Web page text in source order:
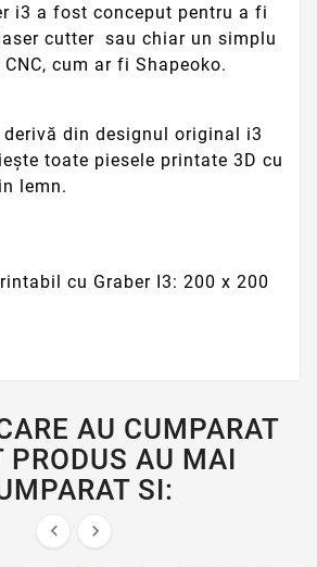
i3 a fost conceput pentru a fi
cutter sau chiar un simplu
cum ar fi Shapeoko.
din designul original i3
toate piesele printate 3D cu
lemn.
cu Graber I3: 200 x 200
AU CUMPARAT
PRODUS AU MAI
SI:
 